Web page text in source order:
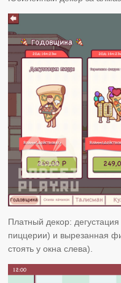
Платный декор:
пиццерии) и вырезанная
стоять у окна слева).